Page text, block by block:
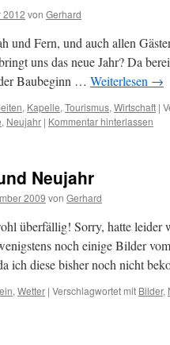
2012 von Gerhard
und Fern, und auch allen
uns das neue Jahr? Da
Baubeginn … Weiterlesen →
, Kapelle, Tourismus, Wirtschaft |
, Neujahr | Kommentar hinterlassen
Neujahr
2009 von Gerhard
überfällig! Sorry, hatte leider
noch einige Bilder
ich diese bisher noch nicht
, Wetter | Verschlagwortet mit Bilder,